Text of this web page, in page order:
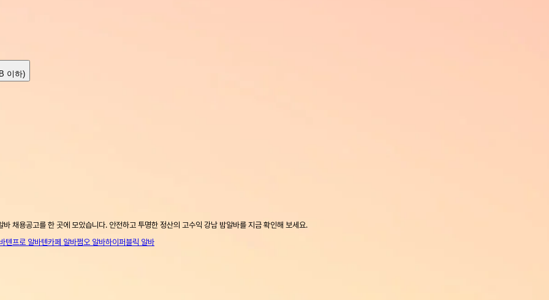
이하)
채용공고를 한 곳에 모았습니다. 안전하고 투명한 정산의 고수익 강남 밤알바를 지금 확인해 보세요.
텐프로 알바텐카페 알바쩜오 알바하이퍼블릭 알바